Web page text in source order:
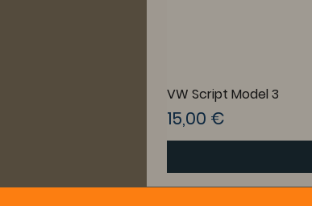
VW Script Model 3
Preis
15,00 €